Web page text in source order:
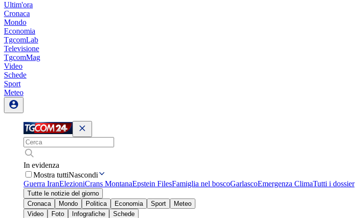
Ultim'ora
Cronaca
Mondo
Economia
TgcomLab
Televisione
TgcomMag
Video
Schede
Sport
Meteo
In evidenza
Mostra tuttiNascondi
Guerra IranElezioniCrans MontanaEpstein FilesFamiglia nel boscoGarlascoEmergenza ClimaTutti i dossier
Tutte le notizie del giorno
Cronaca
Mondo Politica Economia Sport
Meteo
Video
Foto Infografiche
Schede